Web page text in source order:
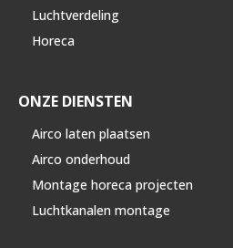
Luchtverdeling
Horeca
ONZE DIENSTEN
Airco laten plaatsen
Airco onderhoud
Montage horeca projecten
Luchtkanalen montage